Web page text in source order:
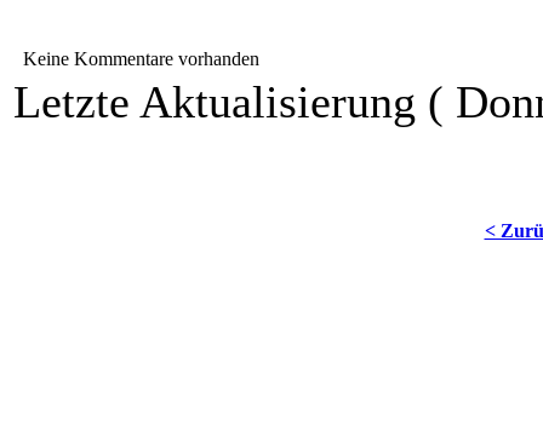
Keine Kommentare vorhanden
Letzte Aktualisierung (
<